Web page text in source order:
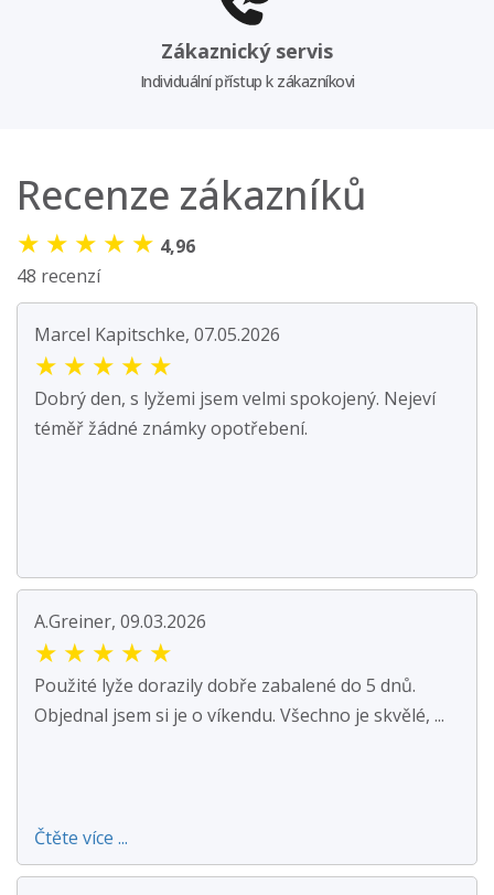
Zákaznický servis
Individuální přístup k zákazníkovi
Recenze zákazníků
★ ★ ★ ★ ★ 4,96
48 recenzí
Marcel Kapitschke, 07.05.2026
★ ★ ★ ★ ★
Dobrý den, s lyžemi jsem velmi spokojený. Nejeví
téměř žádné známky opotřebení.
A.Greiner, 09.03.2026
★ ★ ★ ★ ★
Použité lyže dorazily dobře zabalené do 5 dnů.
Objednal jsem si je o víkendu. Všechno je skvělé, ...
Čtěte více ...